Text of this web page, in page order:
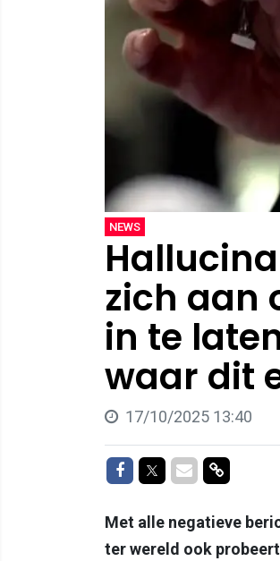
NEWS
zich aan
in te
waar dit
17/10/2025 13:40
Delen op Facebook
Delen op Twitter
Delen via Mail
Delen
Met alle negatieve
ter wereld ook